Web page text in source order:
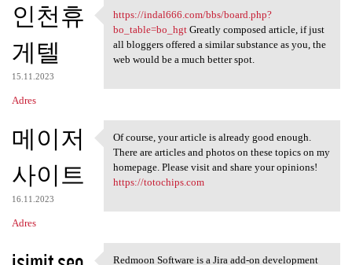
인천휴
게텔
15.11.2023
Adres
https://indal666.com/bbs
https://indal666.com/bbs/board.php?
bo_table=bo_hgtGreatly composed article, if just
all bloggers offered a similar substance as you, the
web would be a much better spot.
메이저
사이트
16.11.2023
Adres
Of course, your article is
Of course, your article is already good enough.
There are articles and photos on these topics on my
homepage. Please visit and share your opinions!
https://totochips.com
Redmoon Software is a Jira add-on development